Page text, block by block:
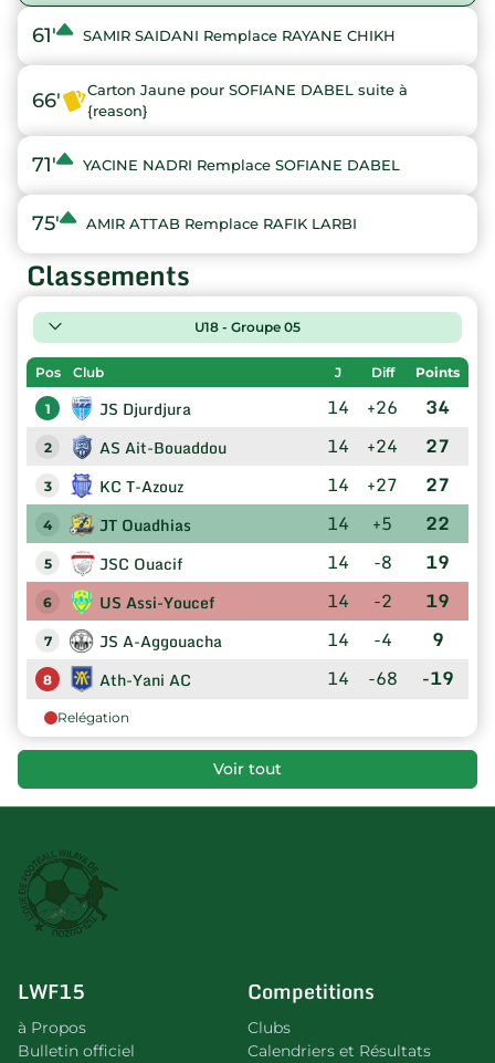
61' SAMIR SAIDANI Remplace RAYANE CHIKH
66'
Carton Jaune pour SOFIANE DABEL suite à
{reason}
71' YACINE NADRI Remplace SOFIANE DABEL
75' AMIR ATTAB Remplace RAFIK LARBI
Classements
U18 - Groupe 05
Pos Club J Diff Points
1 JS Djurdjura 14 +26 34
2 AS Ait-Bouaddou 14 +24 27
3 KC T-Azouz 14 +27 27
4 JT Ouadhias 14 +5 22
5 JSC Ouacif 14 -8 19
6 US Assi-Youcef 14 -2 19
7 JS A-Aggouacha 14 -4 9
8 Ath-Yani AC 14 -68 -19
Relégation
Voir tout
LWF15
à Propos
Bulletin officiel
Competitions
Clubs
Calendriers et Résultats